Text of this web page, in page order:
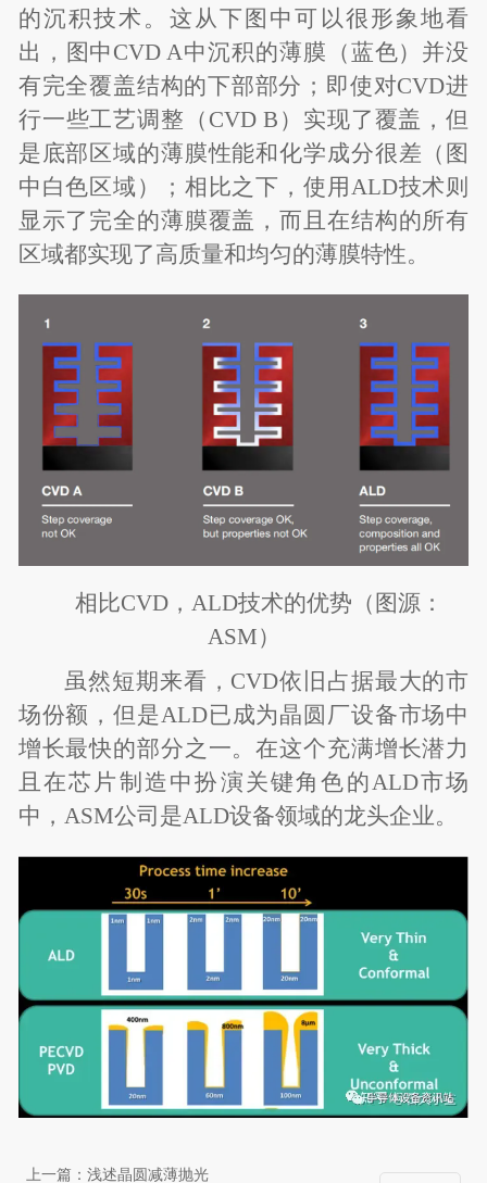
的沉积技术。这从下图中可以很形象地看
出，图中CVD A中沉积的薄膜（蓝色）并没
有完全覆盖结构的下部部分；即使对CVD进
行一些工艺调整（CVD B）实现了覆盖，但
是底部区域的薄膜性能和化学成分很差（图
中白色区域）；相比之下，使用ALD技术则
显示了完全的薄膜覆盖，而且在结构的所有
区域都实现了高质量和均匀的薄膜特性。
相比CVD，ALD技术的优势（图源：
ASM）
虽然短期来看，CVD依旧占据最大的市
场份额，但是ALD已成为晶圆厂设备市场中
增长最快的部分之一。在这个充满增长潜力
且在芯片制造中扮演关键角色的ALD市场
中，ASM公司是ALD设备领域的龙头企业。
上一篇： 浅述晶圆减薄抛光